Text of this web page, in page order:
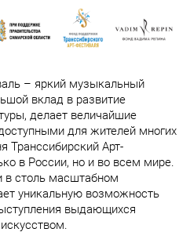
– яркий музыкальный
вклад в развитие
делает величайшие
для жителей многих
Транссибирский Арт-
в России, но и во всем мире.
в столь масштабном
уникальную возможность
выдающихся